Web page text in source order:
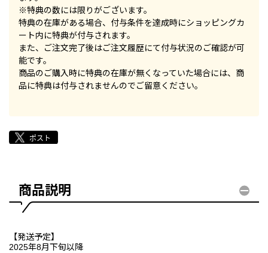
※特典の数には限りがございます。
特典の在庫がある場合、付与条件を達成時にショッピングカ
ート内に特典が付与されます。
また、ご注文完了後はご注文履歴にて付与状況のご確認が可
能です。
商品のご購入時に特典の在庫が無くなっていた場合には、商
品に特典は付与されませんのでご留意ください。
商品説明
【発送予定】
2025年8月下旬以降